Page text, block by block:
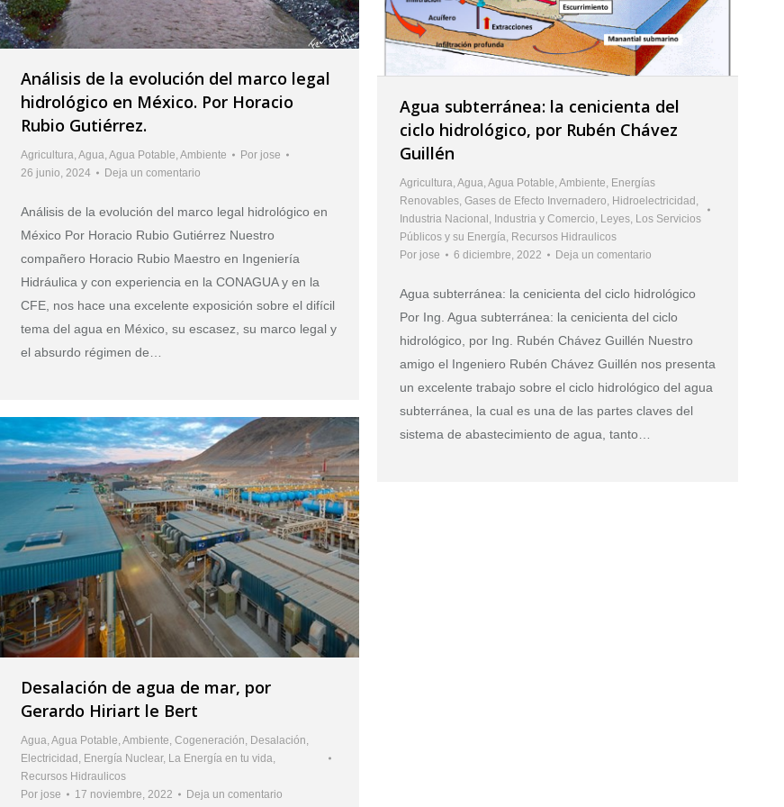
Análisis de la evolución del marco legal
hidrológico en México. Por Horacio
Rubio Gutiérrez.
Agricultura Agua Agua Potable Ambiente Por jose
26 junio, 2024
Deja un comentario
Análisis de la evolución del marco legal hidrológico en
México Por Horacio Rubio Gutiérrez Nuestro
compañero Horacio Rubio Maestro en Ingeniería
Hidráulica y con experiencia en la CONAGUA y en la
CFE, nos hace una excelente exposición sobre el difícil
tema del agua en México, su escasez, su marco legal y
el absurdo régimen de…
Agua subterránea: la cenicienta del
ciclo hidrológico, por Rubén Chávez
Guillén
Agricultura, Agua, Agua Potable, Ambiente, Energías
Renovables, Gases de Efecto Invernadero, Hidroelectricidad ,
Industria Nacional , Industria y Comercio, Leyes, Los Servicios
Públicos y su Energía, Recursos Hidraulicos
Por jose 6 diciembre, 2022 Deja un comentario
Agua subterránea: la cenicienta del ciclo hidrológico
Por Ing. Agua subterránea: la cenicienta del ciclo
hidrológico, por Ing. Rubén Chávez Guillén Nuestro
amigo el Ingeniero Rubén Chávez Guillén nos presenta
un excelente trabajo sobre el ciclo hidrológico del agua
subterránea, la cual es una de las partes claves del
sistema de abastecimiento de agua, tanto…
Desalación de agua de mar, por
Gerardo Hiriart le Bert
Agua Agua Potable Ambiente Cogeneración Desalación
Electricidad Energía Nuclear, La Energía en tu vida
Recursos Hidraulicos
Por jose 17 noviembre, 2022 Deja un comentario